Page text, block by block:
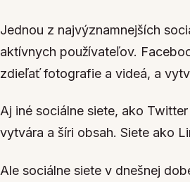
Jednou z najvýznamnejších
aktívnych používateľov.
zdieľať fotografie a videá, a
Aj iné sociálne siete, ako
vytvára a šíri obsah. Siete ako
Ale sociálne siete v dnešnej